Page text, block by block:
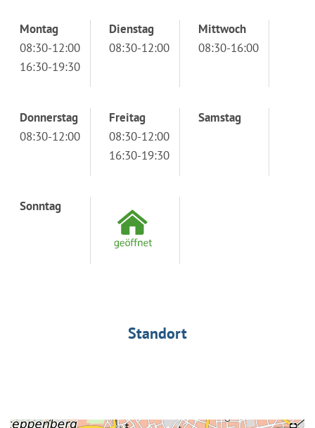
Montag
08:30-12:00
16:30-19:30
Dienstag
08:30-12:00
Mittwoch
08:30-16:00
Donnerstag
08:30-12:00
Freitag
08:30-12:00
16:30-19:30
Samstag
Sonntag
Standort